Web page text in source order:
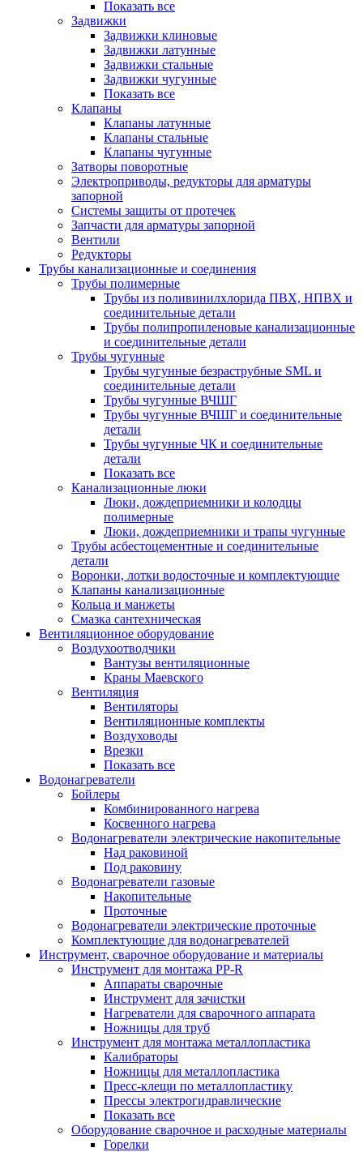
Показать все
Задвижки
Задвижки клиновые
Задвижки латунные
Задвижки стальные
Задвижки чугунные
Показать все
Клапаны
Клапаны латунные
Клапаны стальные
Клапаны чугунные
Затворы поворотные
Электроприводы, редукторы для арматуры
запорной
Системы защиты от протечек
Запчасти для арматуры запорной
Вентили
Редукторы
Трубы канализационные и соединения
Трубы полимерные
Трубы из поливинилхлорида ПВХ, НПВХ и
соединительные детали
Трубы полипропиленовые канализационные
и соединительные детали
Трубы чугунные
Трубы чугунные безраструбные SML и
соединительные детали
Трубы чугунные ВЧШГ
Трубы чугунные ВЧШГ и соединительные
детали
Трубы чугунные ЧК и соединительные
детали
Показать все
Канализационные люки
Люки, дождеприемники и колодцы
полимерные
Люки, дождеприемники и трапы чугунные
Трубы асбестоцементные и соединительные
детали
Воронки, лотки водосточные и комплектующие
Клапаны канализационные
Кольца и манжеты
Смазка сантехническая
Вентиляционное оборудование
Воздухоотводчики
Вантузы вентиляционные
Краны Маевского
Вентиляция
Вентиляторы
Вентиляционные комплекты
Воздуховоды
Врезки
Показать все
Водонагреватели
Бойлеры
Комбинированного нагрева
Косвенного нагрева
Водонагреватели электрические накопительные
Над раковиной
Под раковину
Водонагреватели газовые
Накопительные
Проточные
Водонагреватели электрические проточные
Комплектующие для водонагревателей
Инструмент, сварочное оборудование и материалы
Инструмент для монтажа PP-R
Аппараты сварочные
Инструмент для зачистки
Нагреватели для сварочного аппарата
Ножницы для труб
Инструмент для монтажа металлопластика
Калибраторы
Ножницы для металлопластика
Пресс-клещи по металлопластику
Прессы электрогидравлические
Показать все
Оборудование сварочное и расходные материалы
Горелки